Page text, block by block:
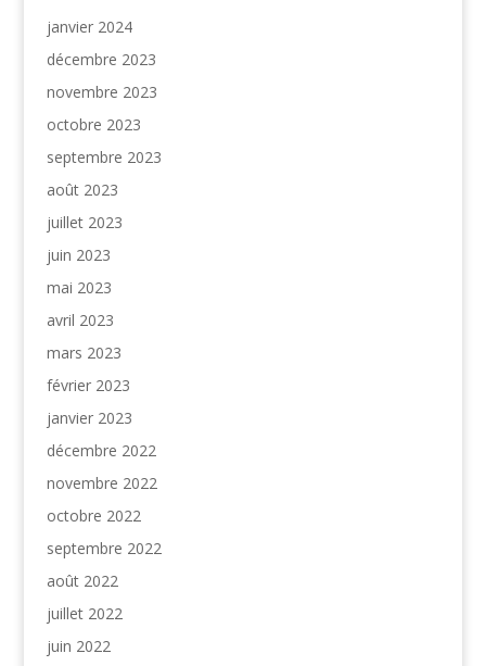
janvier 2024
décembre 2023
novembre 2023
octobre 2023
septembre 2023
août 2023
juillet 2023
juin 2023
mai 2023
avril 2023
mars 2023
février 2023
janvier 2023
décembre 2022
novembre 2022
octobre 2022
septembre 2022
août 2022
juillet 2022
juin 2022